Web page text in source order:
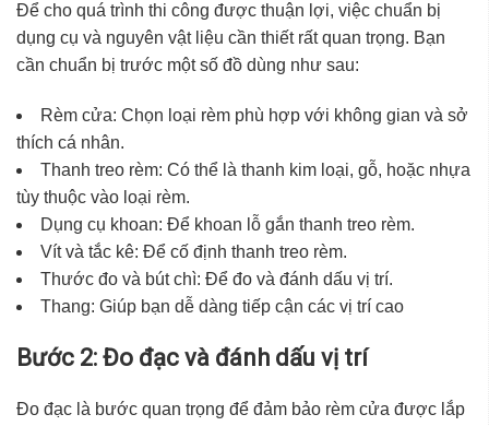
Để cho quá trình thi công được thuận lợi, việc chuẩn bị
dụng cụ và nguyên vật liệu cần thiết rất quan trọng. Bạn
cần chuẩn bị trước một số đồ dùng như sau:
Rèm cửa: Chọn loại rèm phù hợp với không gian và sở
thích cá nhân.
Thanh treo rèm: Có thể là thanh kim loại, gỗ, hoặc nhựa
tùy thuộc vào loại rèm.
Dụng cụ khoan: Để khoan lỗ gắn thanh treo rèm.
Vít và tắc kê: Để cố định thanh treo rèm.
Thước đo và bút chì: Để đo và đánh dấu vị trí.
Thang: Giúp bạn dễ dàng tiếp cận các vị trí cao
Bước 2: Đo đạc và đánh dấu vị trí
Đo đạc là bước quan trọng để đảm bảo rèm cửa được lắp